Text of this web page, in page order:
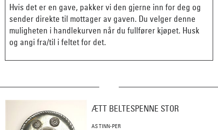
Hvis det er en gave, pakker vi den gjerne inn for deg og
sender direkte til mottager av gaven. Du velger denne
muligheten i handlekurven når du fullfører kjøpet. Husk
og angi fra/til i feltet for det.
ÆTT BELTESPENNE STOR
AS TINN-PER